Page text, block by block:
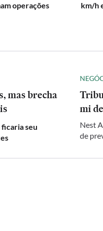
operações
km/h
mas brecha
ficaria seu
mi
Nest
de